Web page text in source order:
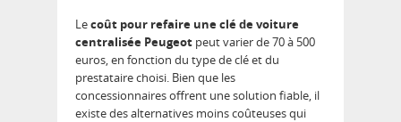
Lecoût pour refaire une clé de voiture
centralisée Peugeot peut varier de 70 à 500
euros, en fonction du type de clé et du
prestataire choisi. Bien que les
concessionnaires offrent une solution fiable, il
existe des alternatives moins coûteuses qui